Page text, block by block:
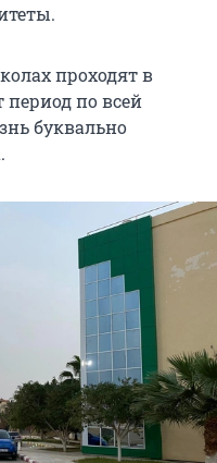
проходят в
период по всей
буквально